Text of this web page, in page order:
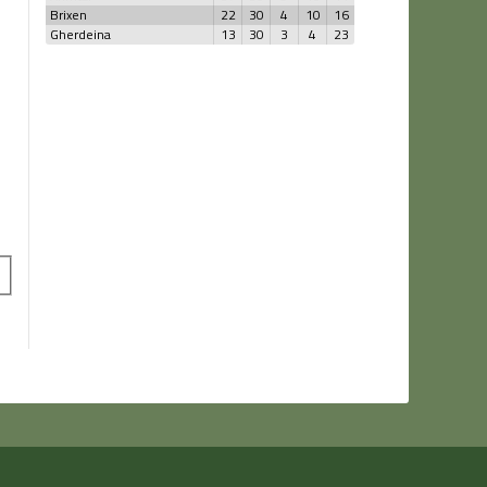
Brixen
22 30 4 10
16
Gherdeina
13 30 3 4 23